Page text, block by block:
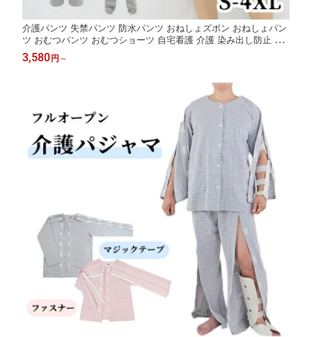
介護パンツ 失禁パンツ 防水パンツ おねしょズボン おねしょパン
ツ おむつパンツ おむつショーツ 自宅看護 介護 染み出し防止 染
出防止 尿漏れ対策 尿漏れ防止 おねしょ対策 失禁ケア 洗える 蒸
れにくい 男女兼用 調節可能 高齢者 老人 お年寄り
3,580円 ～